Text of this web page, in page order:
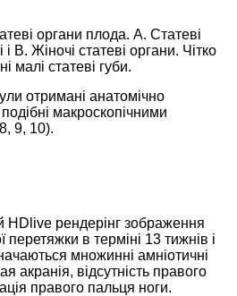
органи плода. А. Статеві
і В. Жіночі статеві органи. Чітко
малі статеві губи.
отримані анатомічно
макроскопічними
9, 10).
HDlive рендерінг зображення
в терміні 13 тижнів і
множинні амніотичні
акранія, відсутність правого
правого пальця ноги.